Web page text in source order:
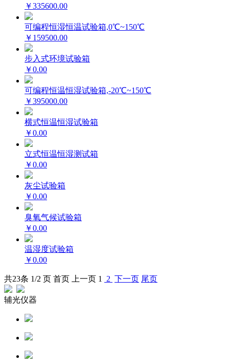
￥335600.00
可编程恒湿恒温试验箱,0℃~150℃
￥159500.00
步入式环境试验箱
￥0.00
可编程恒温恒湿试验箱,-20℃~150℃
￥395000.00
横式恒温恒湿试验箱
￥0.00
立式恒温恒湿测试箱
￥0.00
灰尘试验箱
￥0.00
臭氧气候试验箱
￥0.00
温湿度试验箱
￥0.00
共23条 1/2 页 首页 上一页 1 2 下一页 尾页
辅光仪器